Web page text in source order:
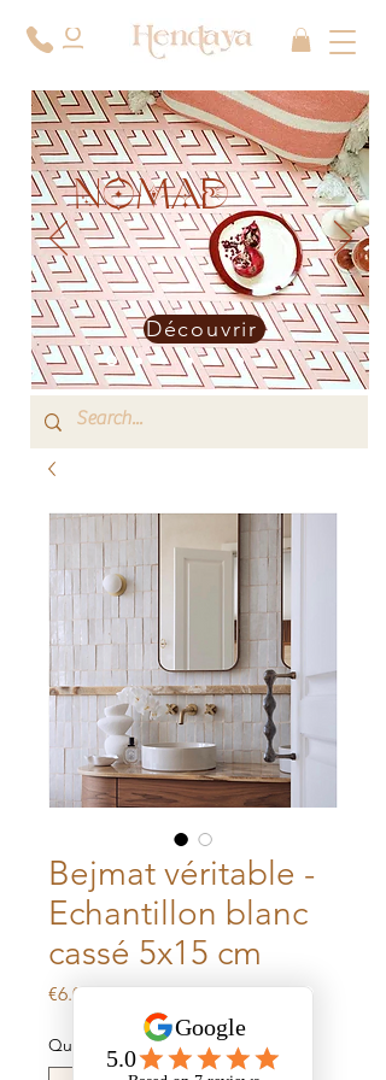
NOMAD
Découvrir
Bejmat véritable -
Echantillon blanc
cassé 5x15 cm
€6.00Price
Quantity